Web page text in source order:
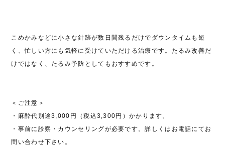
こめかみなどに小さな針跡が数日間残るだけでダウンタイムも短
く、忙しい方にも気軽に受けていただける治療です。たるみ改善だ
けではなく、たるみ予防としてもおすすめです。
＜ご注意＞
・麻酔代別途3,000円（税込3,300円）かかります。
・事前に診察・カウンセリングが必要です。詳しくはお電話にてお
問い合わせ下さい。